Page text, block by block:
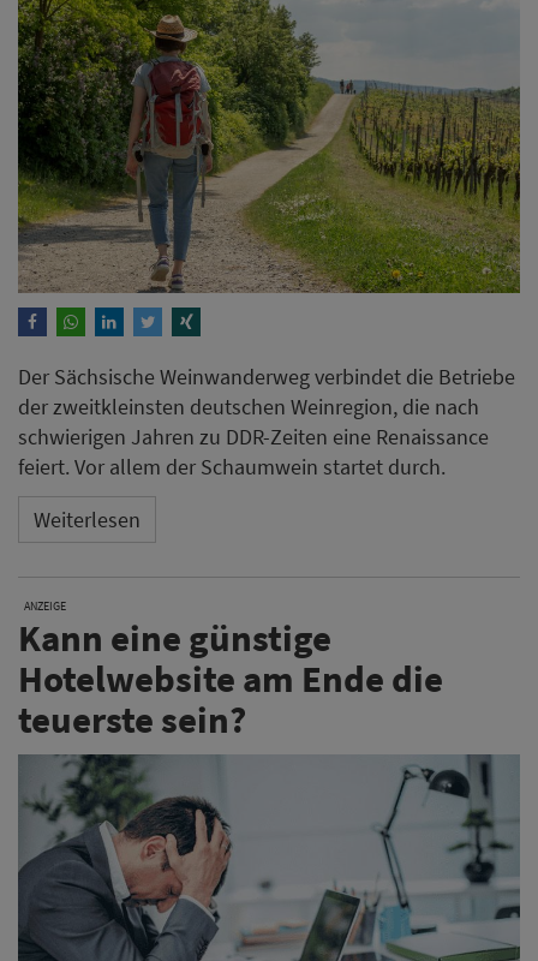
Der Sächsische Weinwanderweg verbindet die Betriebe
der zweitkleinsten deutschen Weinregion, die nach
schwierigen Jahren zu DDR-Zeiten eine Renaissance
feiert. Vor allem der Schaumwein startet durch.
Weiterlesen
ANZEIGE
Kann eine günstige
Hotelwebsite am Ende die
teuerste sein?